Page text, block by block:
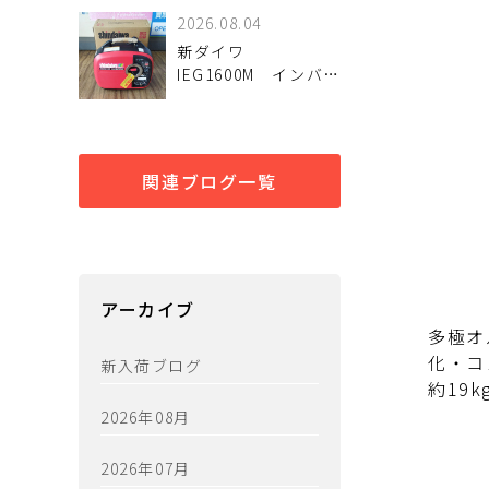
アップ！
2026.08.04
新ダイワ
IEG1600M インバー
関連ブログ一覧
アーカイブ
新入荷ブログ
2026年08月
2026年07月
多極
化・
約